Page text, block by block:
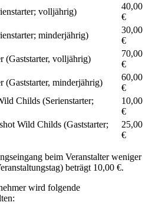
volljährig)
40,00
€
minderjährig)
30,00
€
(Gaststarter, volljährig)
70,00
€
(Gaststarter, minderjährig)
60,00
€
Childs (Serienstarter;
10,00
€
Wild Childs (Gaststarter;
25,00
€
beim Veranstalter weniger
beträgt 10,00 €.
wird folgende